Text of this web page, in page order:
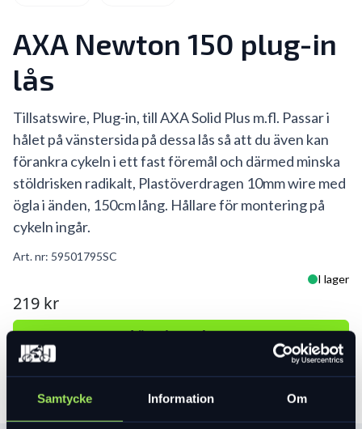
Samtycke Information Om
AXA Newton 150 plug-in
lås
Tillsatswire, Plug-in, till AXA Solid Plus m.fl. Passar i
hålet på vänstersida på dessa lås så att du även kan
förankra cykeln i ett fast föremål och därmed minska
stöldrisken radikalt, Plastöverdragen 10mm wire med
ögla i änden, 150cm lång. Hållare för montering på
cykeln ingår.
Art. nr: 59501795SC
I lager
219 kr
Lägg i varukorg